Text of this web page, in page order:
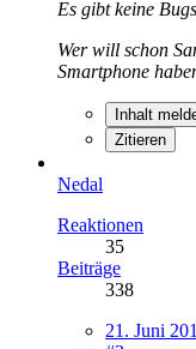
Es gibt keine
Wer will schon
Smartphone
Inhalt
Zitieren
Nedal
Reaktionen
35
Beiträge
338
21. Juni